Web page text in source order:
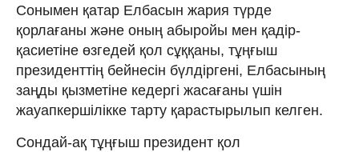
Сонымен қатар Елбасын жария түрде
қорлағаны және оның абыройы мен қадір-
қасиетіне өзгедей қол сұққаны, тұңғыш
президенттің бейнесін бүлдіргені, Елбасының
заңды қызметіне кедергі жасағаны үшін
жауапкершілікке тарту қарастырылып келген.
Сондай-ақ тұңғыш президент қол